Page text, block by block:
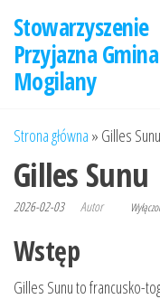
treści
Stowarzyszenie
Przyjazna Gmina
Mogilany
Strona główna » Gilles Sunu
Gilles Sunu
2026-02-03 Autor
Wstęp
Gilles Sunu to francusko-